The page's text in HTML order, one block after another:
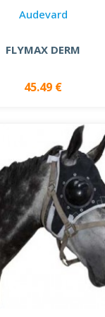
Audevard
FLYMAX DERM
45.49 €